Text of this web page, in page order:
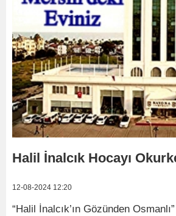
Halil İnalcık Hocayı
12-08-2024 12:20
“Halil İnalcık’ın Gözünden